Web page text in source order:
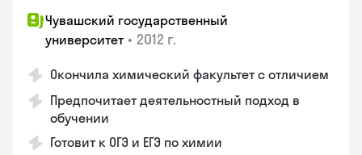
Чувашский государственный
университет • 2012 г.
Окончила химический факультет с отличием
Предпочитает деятельностный подход в
обучении
Готовит к ОГЭ и ЕГЭ по химии